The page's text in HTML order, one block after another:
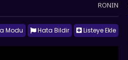
RONIN
Listeye Ekle
Hata Bildir
Modu